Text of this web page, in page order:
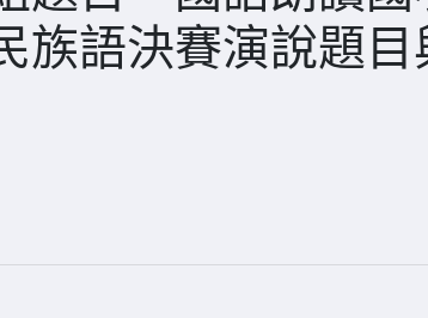
族語決賽演說題